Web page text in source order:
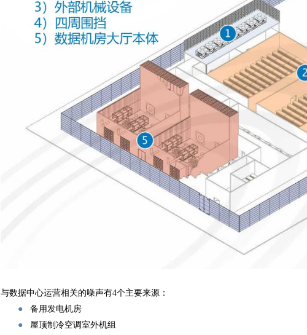
与数据中心运营相关的噪声有4个主要来源：
●
备用发电机房
●
屋顶制冷空调室外机组